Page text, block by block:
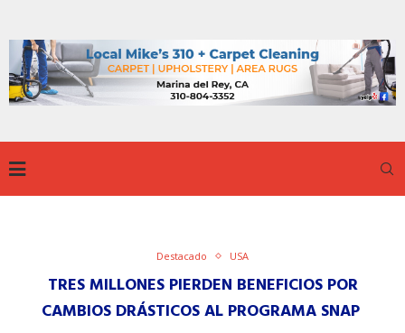
Destacado USA
​TRES MILLONES PIERDEN BENEFICIOS POR
CAMBIOS DRÁSTICOS AL PROGRAMA SNAP